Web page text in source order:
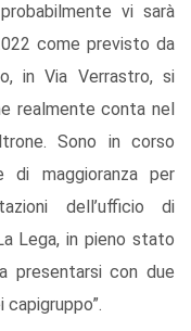
vi sarà
come previsto da
in Via Verrastro, si
realmente conta nel
Sono in corso
maggioranza per
dell’ufficio di
Lega, in pieno stato
presentarsi con due